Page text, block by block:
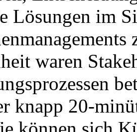
Lösungen im
waren
knapp 20-